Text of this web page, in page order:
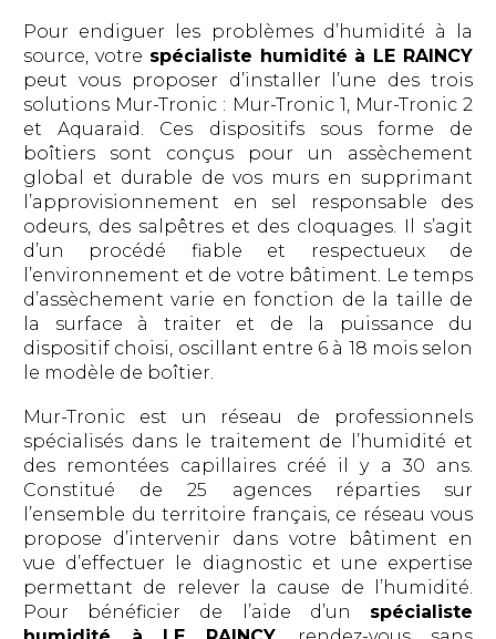
Pour endiguer les problèmes d’humidité à la
source, votre spécialiste humidité à LE RAINCY
peut vous proposer d’installer l’une des trois
solutions Mur-Tronic : Mur-Tronic 1, Mur-Tronic 2
et Aquaraid. Ces dispositifs sous forme de
boîtiers sont conçus pour un assèchement
global et durable de vos murs en supprimant
l’approvisionnement en sel responsable des
odeurs, des salpêtres et des cloquages. Il s’agit
d’un procédé fiable et respectueux de
l’environnement et de votre bâtiment. Le temps
d’assèchement varie en fonction de la taille de
la surface à traiter et de la puissance du
dispositif choisi, oscillant entre 6 à 18 mois selon
le modèle de boîtier.
Mur-Tronic est un réseau de professionnels
spécialisés dans le traitement de l’humidité et
des remontées capillaires créé il y a 30 ans.
Constitué de 25 agences réparties sur
l’ensemble du territoire français, ce réseau vous
propose d’intervenir dans votre bâtiment en
vue d’effectuer le diagnostic et une expertise
permettant de relever la cause de l’humidité.
Pour bénéficier de l’aide d’un spécialiste